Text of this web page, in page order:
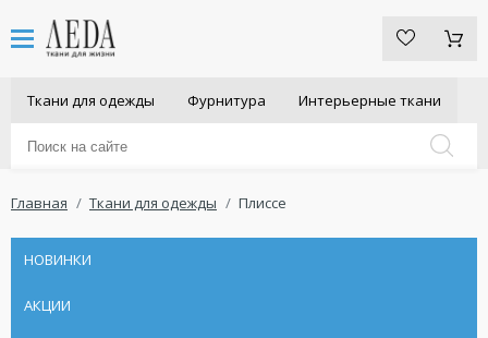
Ткани для одежды Фурнитура Интерьерные ткани
Главная Ткани для одежды Плиссе
НОВИНКИ
АКЦИИ